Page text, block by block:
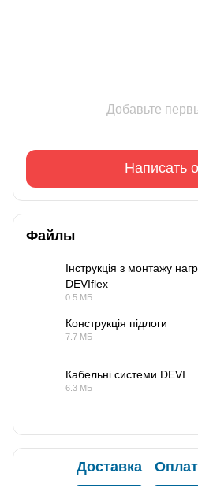
Добавьте
Написать
Файлы
Інструкція з монтажу
DEVIflex
0.5 МБ
Конструкція підлоги
7.7 МБ
Кабельні системи DEVI
6.3 МБ
Доставка